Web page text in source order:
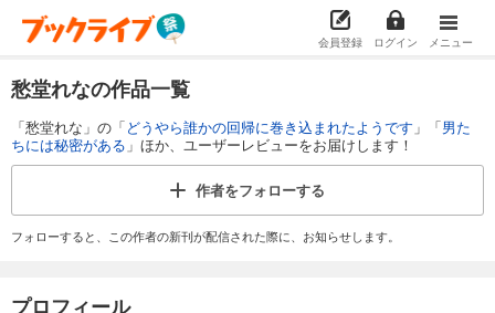
会員登録 ログイン メニュー
愁堂れなの作品一覧
「愁堂れな」の「どうやら誰かの回帰に巻き込まれたようです 」「男た
ちには秘密がある 」ほか、ユーザーレビューをお届けします！
作者をフォローする
フォローすると、この作者の新刊が配信された際に、お知らせします。
プロフィール